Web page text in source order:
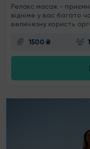
Релакс масаж -
відніме у вас багато
величезну користь
1500 ₴